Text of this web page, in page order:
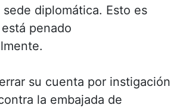
sede diplomática. Esto es
penado
su cuenta por instigación
la embajada de